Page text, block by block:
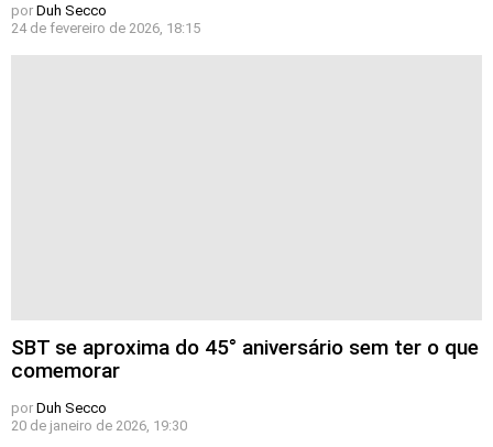
por Duh Secco
24 de fevereiro de 2026, 18:15
SBT se aproxima do 45° aniversário sem ter o que
comemorar
por Duh Secco
20 de janeiro de 2026, 19:30